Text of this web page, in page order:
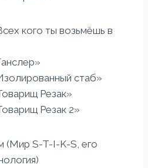
кого ты возьмёшь в
стаб»
Резак»
Резак 2»
(Мир S-T-I-K-S, его